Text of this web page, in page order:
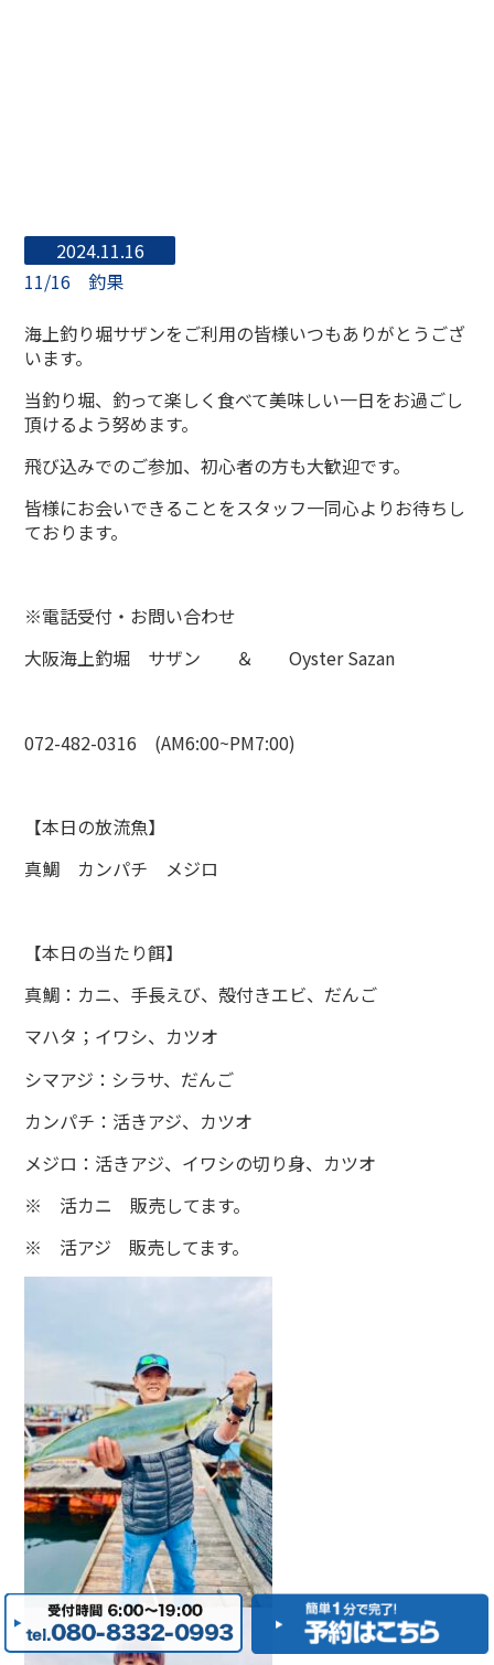
2024.11.16
11/16 釣果
海上釣り堀サザンをご利用の皆様いつもありがとうござ
います。
当釣り堀、釣って楽しく食べて美味しい一日をお過ごし
頂けるよう努めます。
飛び込みでのご参加、初心者の方も大歓迎です。
皆様にお会いできることをスタッフ一同心よりお待ちし
ております。
※電話受付・お問い合わせ
大阪海上釣堀 サザン ＆ Oyster Sazan
072-482-0316 (AM6:00~PM7:00)
【本日の放流魚】
真鯛 カンパチ メジロ
【本日の当たり餌】
真鯛：カニ、手長えび、殻付きエビ、だんご
マハタ；イワシ、カツオ
シマアジ：シラサ、だんご
カンパチ：活きアジ、カツオ
メジロ：活きアジ、イワシの切り身、カツオ
※ 活カニ 販売してます。
※ 活アジ 販売してます。